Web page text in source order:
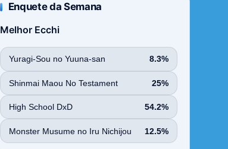
Enquete da Semana
Melhor Ecchi
Yuragi-Sou no Yuuna-san 8.3%
Shinmai Maou No Testament 25%
High School DxD 54.2%
Monster Musume no Iru Nichijou 12.5%